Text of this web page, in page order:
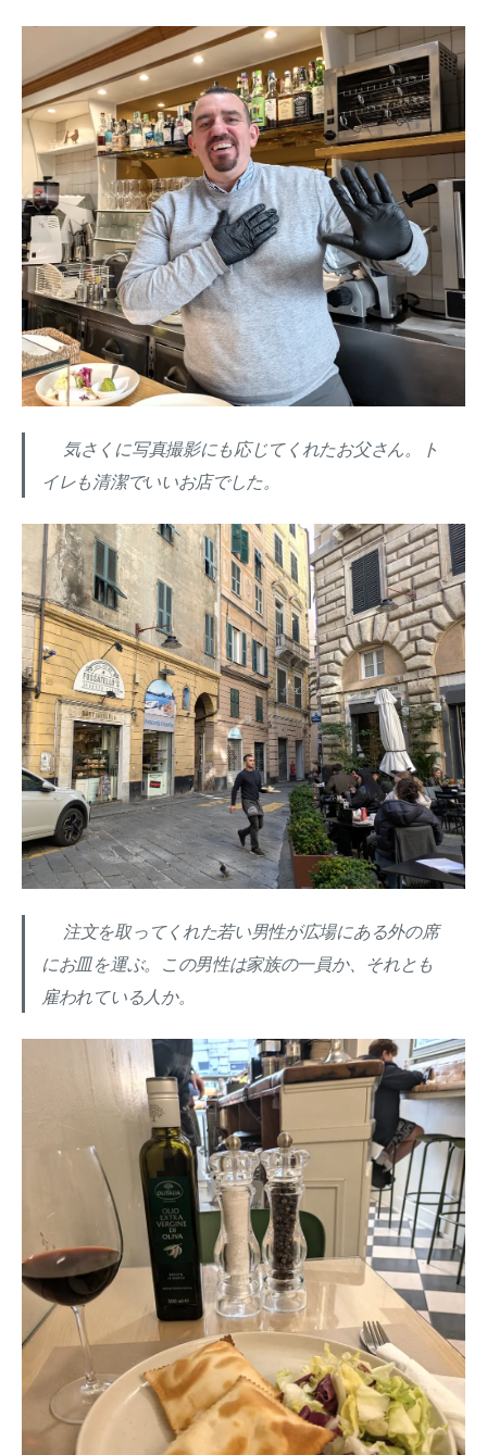
気さくに写真撮影にも応じてくれたお父さん。ト
イレも清潔でいいお店でした。
注文を取ってくれた若い男性が広場にある外の席
にお皿を運ぶ。この男性は家族の一員か、それとも
雇われている人か。